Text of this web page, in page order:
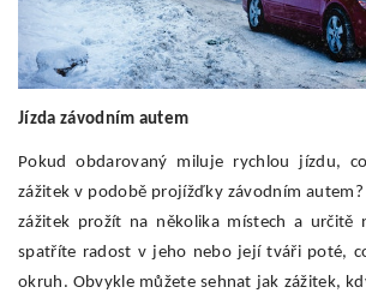
Jízda závodním autem
Pokud obdarovaný miluje rychlou jízdu,
zážitek v podobě projížďky závodním
zážitek prožít na několika místech a určitě
spatříte radost v jeho nebo její tváři poté,
okruh. Obvykle můžete sehnat jak zážitek,